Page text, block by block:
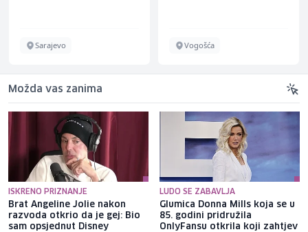
Sarajevo Vogošća
Možda vas zanima
ISKRENO PRIZNANJE
Brat Angeline Jolie nakon
razvoda otkrio da je gej: Bio
sam opsjednut Disney
LUDO SE ZABAVLJA
Glumica Donna Mills koja se u
85. godini pridružila
OnlyFansu otkrila koji zahtjev